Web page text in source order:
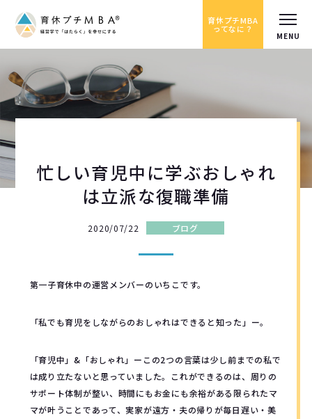
育休プチMBA
ってなに？
忙しい育児中に学ぶおしゃれ
は立派な復職準備
2020/07/22 ブログ
第一子育休中の運営メンバーのいちこです。
「私でも育児をしながらのおしゃれはできると知った」ー。
「育児中」&「おしゃれ」ーこの2つの言葉は少し前までの私で
は成り立たないと思っていました。これができるのは、周りの
サポート体制が整い、時間にもお金にも余裕がある限られたマ
マが叶うことであって、実家が遠方・夫の帰りが毎日遅い・美